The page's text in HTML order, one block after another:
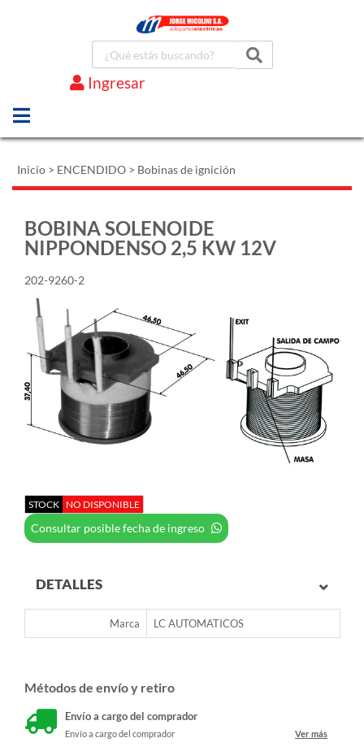
Ingresar
Inicio > ENCENDIDO > Bobinas de ignición
BOBINA SOLENOIDE
NIPPONDENSO 2,5 KW 12V
202-9260-2
STOCK NO DISPONIBLE
Consultar posible fecha de ingreso
DETALLES
Marca LC AUTOMATICOS
Métodos de envío y retiro
Envío a cargo del comprador
Envío a cargo del comprador Ver más